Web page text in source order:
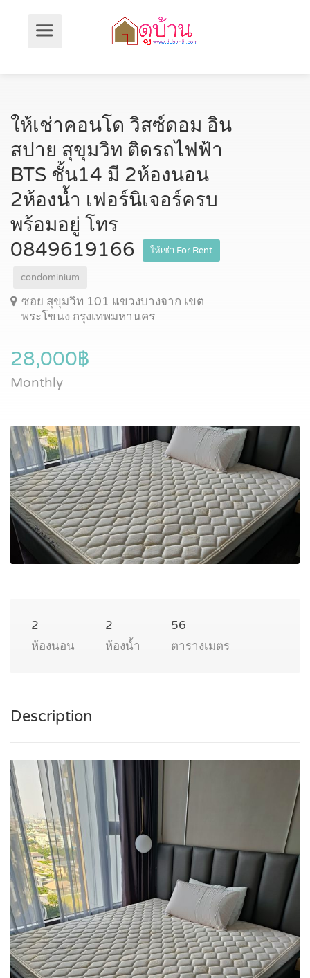
ให้เช่าคอนโด วิสซ์ดอม อิน
สปาย สุขุมวิท ติดรถไฟฟ้า
BTS ชั้น14 มี 2ห้องนอน
2ห้องน้ำ เฟอร์นิเจอร์ครบ
พร้อมอยู่ โทร
0849619166
ให้เช่า For Rent
condominium
ซอย สุขุมวิท 101 แขวงบางจาก เขต
พระโขนง กรุงเทพมหานคร
28,000฿
Monthly
2
ห้องนอน
2
ห้องน้ำ
56
ตารางเมตร
Description